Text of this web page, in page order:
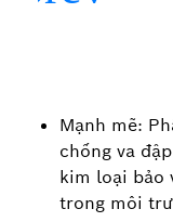
Mạnh mẽ:
chống va
kim loại bảo
trong môi